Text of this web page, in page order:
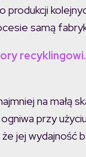
samą
na małą
przy
jej wydajność